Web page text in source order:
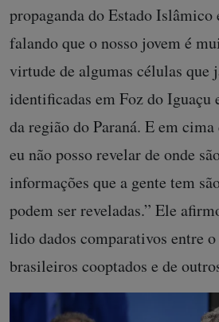
propaganda do Estado
falando que o nosso jovem é
virtude de algumas células que
identificadas em Foz do Iguaçu
da região do Paraná. E em
eu não posso revelar de onde
informações que a gente tem
podem ser reveladas.” Ele
lido dados comparativos entre
brasileiros cooptados e de